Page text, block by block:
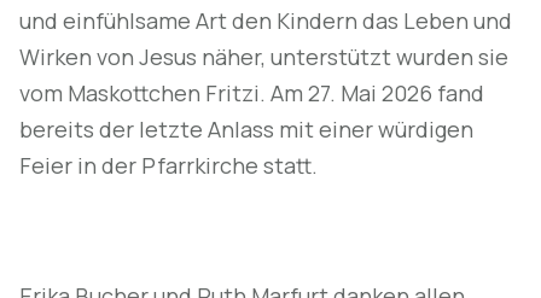
und einfühlsame Art den Kindern das Leben und
Wirken von Jesus näher, unterstützt wurden sie
vom Maskottchen Fritzi. Am 27. Mai 2026 fand
bereits der letzte Anlass mit einer würdigen
Feier in der Pfarrkirche statt.